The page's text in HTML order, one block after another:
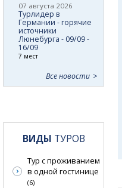
07 августа 2026
Турлидер в
Германии - горячие
источники
Люнебурга - 09/09 -
16/09
7 мест
Все новости
ВИДЫ ТУРОВ
Тур с проживанием
в одной гостинице
(6)